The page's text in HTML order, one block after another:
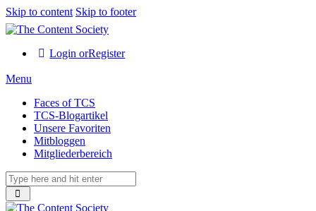
Skip to content Skip to footer
Login orRegister
Menu
Faces of TCS
TCS-Blogartikel
Unsere Favoriten
Mitbloggen
Mitgliederbereich